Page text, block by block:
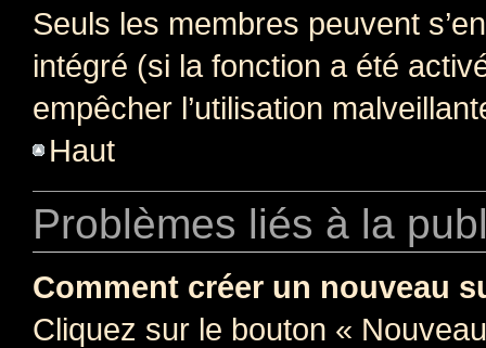
Seuls les membres peuvent
intégré (si la fonction a été
empêcher l’utilisation
Haut
Problèmes liés à la
Comment créer un nouveau
Cliquez sur le bouton «